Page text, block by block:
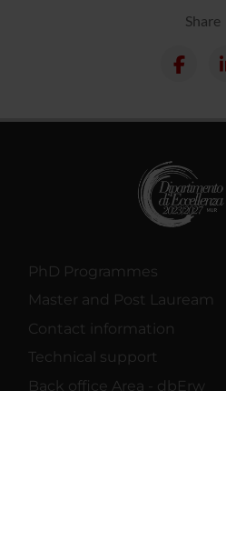
Share
PhD Programmes
Master and Post Lauream
Contact information
Technical support
Back office Area - dbErw